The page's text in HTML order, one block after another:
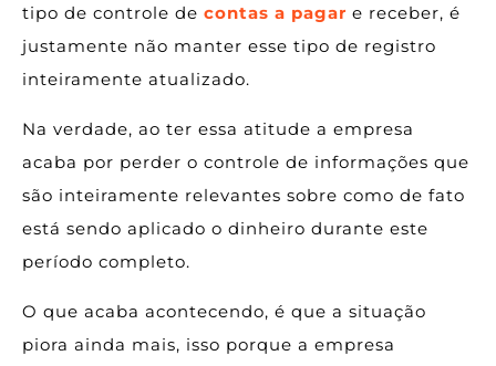
tipo de controle de contas a pagar e receber, é
justamente não manter esse tipo de registro
inteiramente atualizado.
Na verdade, ao ter essa atitude a empresa
acaba por perder o controle de informações que
são inteiramente relevantes sobre como de fato
está sendo aplicado o dinheiro durante este
período completo.
O que acaba acontecendo, é que a situação
piora ainda mais, isso porque a empresa